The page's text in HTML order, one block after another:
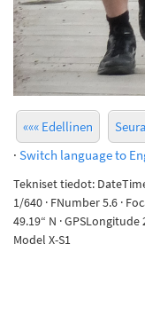
««« Edellinen
· Switch language to
Tekniset tiedot:
1/640 · FNumber 5.6 ·
49.19“ N · GPSLongitude
Model X-S1